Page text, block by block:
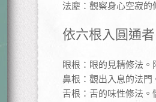
法塵：觀察身心空寂
依六根入圓通者
眼根：眼的見精修法
鼻根：觀出入息的法
舌根：舌的味性修法